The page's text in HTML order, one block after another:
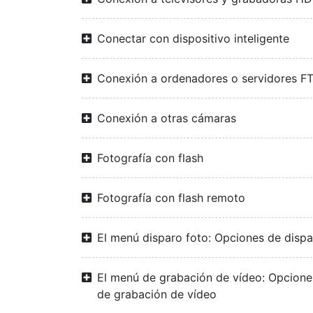
Conectar con dispositivo inteligente
Conexión a ordenadores o servidores
Conexión a otras cámaras
Fotografía con flash
Fotografía con flash remoto
El menú disparo foto: Opciones de
El menú de grabación de vídeo:
de grabación de vídeo